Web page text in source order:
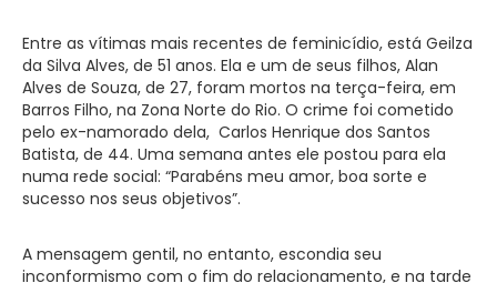
Entre as vítimas mais recentes de feminicídio, está Geilza
da Silva Alves, de 51 anos. Ela e um de seus filhos, Alan
Alves de Souza, de 27, foram mortos na terça-feira, em
Barros Filho, na Zona Norte do Rio. O crime foi cometido
pelo ex-namorado dela, Carlos Henrique dos Santos
Batista, de 44. Uma semana antes ele postou para ela
numa rede social: “Parabéns meu amor, boa sorte e
sucesso nos seus objetivos”.
A mensagem gentil, no entanto, escondia seu
inconformismo com o fim do relacionamento, e na tarde